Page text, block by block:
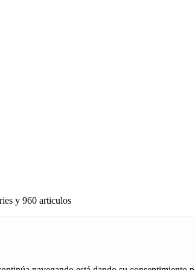
y 960 articulos